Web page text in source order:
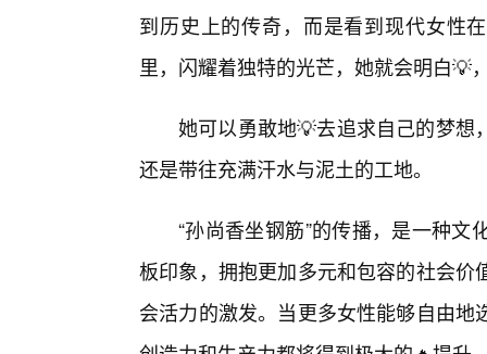
到历史上的传奇，而是看到现代女性
里，闪耀着独特的光芒，她就会明白💡
她可以勇敢地💡去追求自己的梦想
还是带往充满汗水与泥土的工地。
“孙尚香坐钢筋”的传播，是一种
板印象，拥抱更加多元和包容的社会
会活力的激发。当更多女性能够自由